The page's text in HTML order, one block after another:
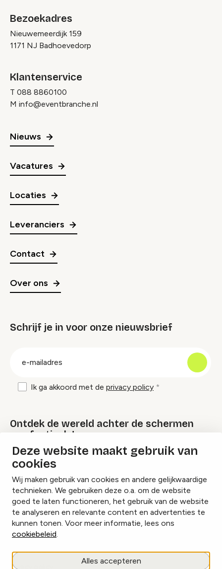
Deze website maakt gebruik van
cookies
Wij maken gebruik van cookies en andere gelijkwaardige
technieken. We gebruiken deze o.a. om de website
goed te laten functioneren, het gebruik van de website
te analyseren en relevante content en advertenties te
kunnen tonen. Voor meer informatie, lees ons
cookiebeleid.
Alles accepteren
Bezoekadres
Nieuwemeerdijk 159
1171 NJ Badhoevedorp
Klantenservice
T 088 8860100
M info@eventbranche.nl
Nieuws
Vacatures
Locaties
Leveranciers
Contact
Over ons
Schrijf je in voor onze nieuwsbrief
Ik ga akkoord met de privacy policy
Ontdek de wereld achter de schermen
van festivals!
Lees onze Festival Specials
InstagramFacebookLinkedIn
Cookies beheren
Privacy policy